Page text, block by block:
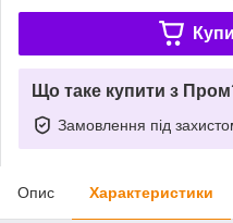
Що таке купити з
Замовлення під
Опис Характеристики